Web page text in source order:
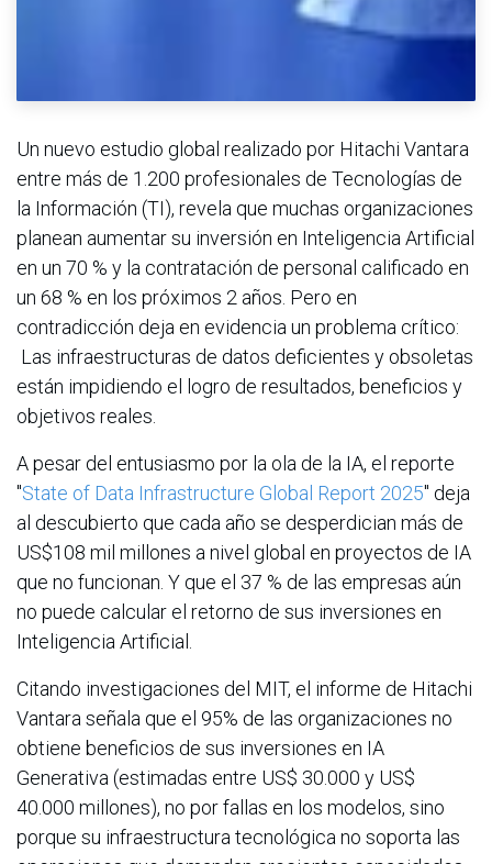
Un nuevo estudio global realizado por Hitachi Vantara
entre más de 1.200 profesionales de Tecnologías de
la Información (TI), revela que muchas organizaciones
planean aumentar su inversión en Inteligencia Artificial
en un 70 % y la contratación de personal calificado en
un 68 % en los próximos 2 años. Pero en
contradicción deja en evidencia un problema crítico:
Las infraestructuras de datos deficientes y obsoletas
están impidiendo el logro de resultados, beneficios y
objetivos reales.
A pesar del entusiasmo por la ola de la IA, el reporte
"State of Data Infrastructure Global Report 2025" deja
al descubierto que cada año se desperdician más de
US$108 mil millones a nivel global en proyectos de IA
que no funcionan. Y que el 37 % de las empresas aún
no puede calcular el retorno de sus inversiones en
Inteligencia Artificial.
Citando investigaciones del MIT, el informe de Hitachi
Vantara señala que el 95% de las organizaciones no
obtiene beneficios de sus inversiones en IA
Generativa (estimadas entre US$ 30.000 y US$
40.000 millones), no por fallas en los modelos, sino
porque su infraestructura tecnológica no soporta las